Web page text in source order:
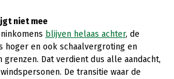
niet mee
blijven helaas achter, de
hoger en ook schaalvergroting en
Dat verdient dus alle aandacht,
De transitie waar de